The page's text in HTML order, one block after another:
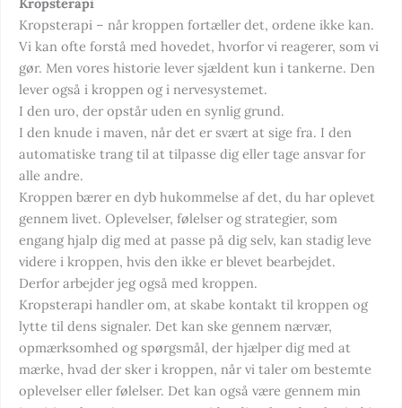
Kropsterapi – når kroppen fortæller det, ordene ikke kan.
Vi kan ofte forstå med hovedet, hvorfor vi reagerer, som vi
gør. Men vores historie lever sjældent kun i tankerne. Den
lever også i kroppen og i nervesystemet.
I den uro, der opstår uden en synlig grund.
I den knude i maven, når det er svært at sige fra. I den
automatiske trang til at tilpasse dig eller tage ansvar for
alle andre.
Kroppen bærer en dyb hukommelse af det, du har oplevet
gennem livet. Oplevelser, følelser og strategier, som
engang hjalp dig med at passe på dig selv, kan stadig leve
videre i kroppen, hvis den ikke er blevet bearbejdet.
Derfor arbejder jeg også med kroppen.
Kropsterapi handler om, at skabe kontakt til kroppen og
lytte til dens signaler. Det kan ske gennem nærvær,
opmærksomhed og spørgsmål, der hjælper dig med at
mærke, hvad der sker i kroppen, når vi taler om bestemte
oplevelser eller følelser. Det kan også være gennem min